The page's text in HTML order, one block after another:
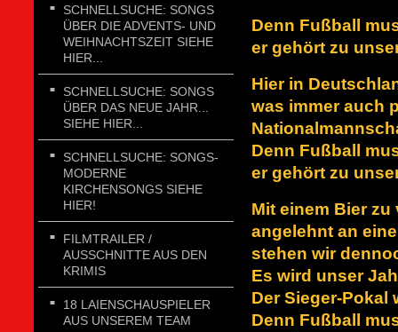
SCHNELLSUCHE: SONGS
ÜBER DIE ADVENTS- UND
WEIHNACHTSZEIT SIEHE
HIER...
SCHNELLSUCHE: SONGS
ÜBER DAS NEUE JAHR...
SIEHE HIER...
SCHNELLSUCHE: SONGS-
MODERNE
KIRCHENSONGS SIEHE
HIER!
FILMTRAILER /
AUSSCHNITTE AUS DEN
KRIMIS
18 LAIENSCHAUSPIELER
AUS UNSEREM TEAM
Denn Fußball
er gehört zu
Hier in
was immer auch
Denn Fußball
er gehört zu
Mit einem Bier
angelehnt an
stehen wir
Es wird unser
Der Sieger-Pokal
Denn Fußball